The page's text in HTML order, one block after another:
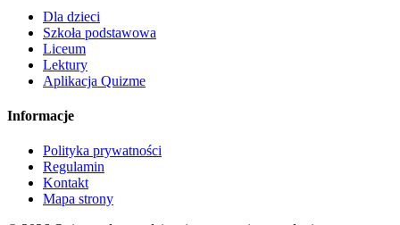
Dla dzieci
Szkoła podstawowa
Liceum
Lektury
Aplikacja Quizme
Informacje
Polityka prywatności
Regulamin
Kontakt
Mapa strony